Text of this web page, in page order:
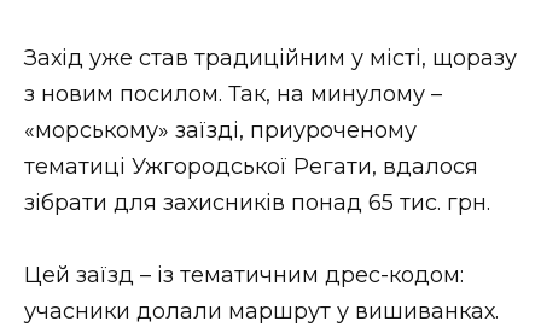
ЗАКАРПАТСЬКІ НОВИНИ
НОВИНИ ЗАХІДНОЇ УКРАЇНИ
ФОТО
Захід уже став традиційним у місті, щоразу
з новим посилом. Так, на минулому –
«морському» заїзді, приуроченому
тематиці Ужгородської Регати, вдалося
зібрати для захисників понад 65 тис. грн.
Цей заїзд – із тематичним дрес-кодом:
учасники долали маршрут у вишиванках.